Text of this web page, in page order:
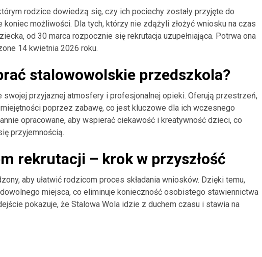
rodzice dowiedzą się, czy ich pociechy zostały przyjęte do
możliwości. Dla tych, którzy nie zdążyli złożyć wniosku na czas
od 30 marca rozpocznie się rekrutacja uzupełniająca. Potrwa ona
14 kwietnia 2026 roku.
stalowowolskie przedszkola?
przyjaznej atmosfery i profesjonalnej opieki. Oferują przestrzeń,
poprzez zabawę, co jest kluczowe dla ich wczesnego
opracowane, aby wspierać ciekawość i kreatywność dzieci, co
przyjemnością.
rekrutacji – krok w przyszłość
aby ułatwić rodzicom proces składania wniosków. Dzięki temu,
miejsca, co eliminuje konieczność osobistego stawiennictwa
pokazuje, że Stalowa Wola idzie z duchem czasu i stawia na